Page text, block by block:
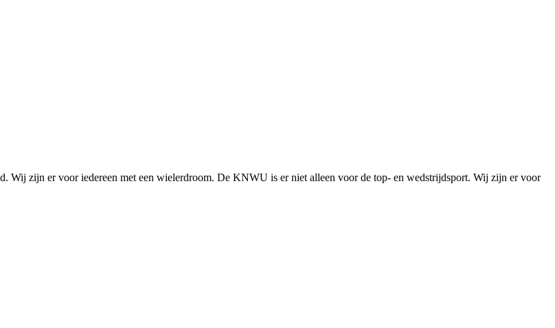
Wij zijn er voor iedereen met een wielerdroom. De KNWU is er niet alleen voor de top- en wedstrijdsport. Wij zijn er voor